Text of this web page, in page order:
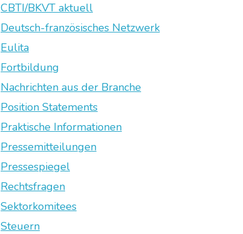
CBTI/BKVT aktuell
Deutsch-französisches Netzwerk
Eulita
Fortbildung
Nachrichten aus der Branche
Position Statements
Praktische Informationen
Pressemitteilungen
Pressespiegel
Rechtsfragen
Sektorkomitees
Steuern